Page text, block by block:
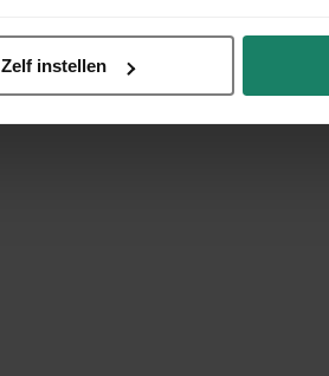
Zelf instellen